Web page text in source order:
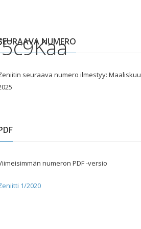
NUMERO
seuraava numero ilmestyy: Maaliskuu
numeron PDF -versio
1/2020